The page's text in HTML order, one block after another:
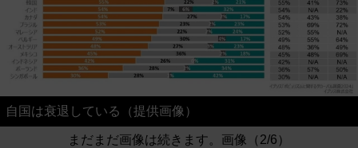
自国は衰退している（提供画像）
まだまだ画像は続きます。画像（2/6）